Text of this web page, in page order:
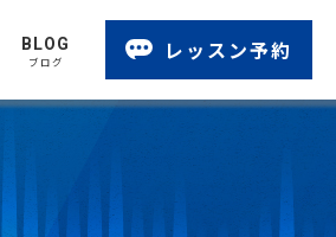
BLOG
ブログ レッスン予約